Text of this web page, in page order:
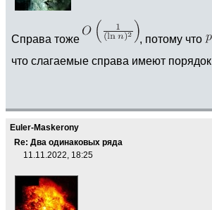
Справа тоже , потому что
что слагаемые справа имеют порядок
Euler-Maskerony
Re: Два одинаковых ряда
11.11.2022, 18:25